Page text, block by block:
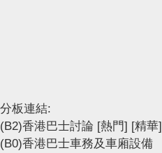
分板連結:
(B2)香港巴士討論 [熱門] [精華]
(B0)香港巴士車務及車廂設備